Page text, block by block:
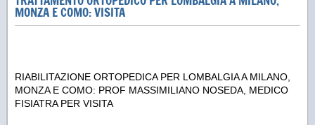
MONZA E COMO: VISITA
RIABILITAZIONE ORTOPEDICA PER LOMBALGIA A MILANO,
MONZA E COMO: PROF MASSIMILIANO NOSEDA, MEDICO
FISIATRA PER VISITA